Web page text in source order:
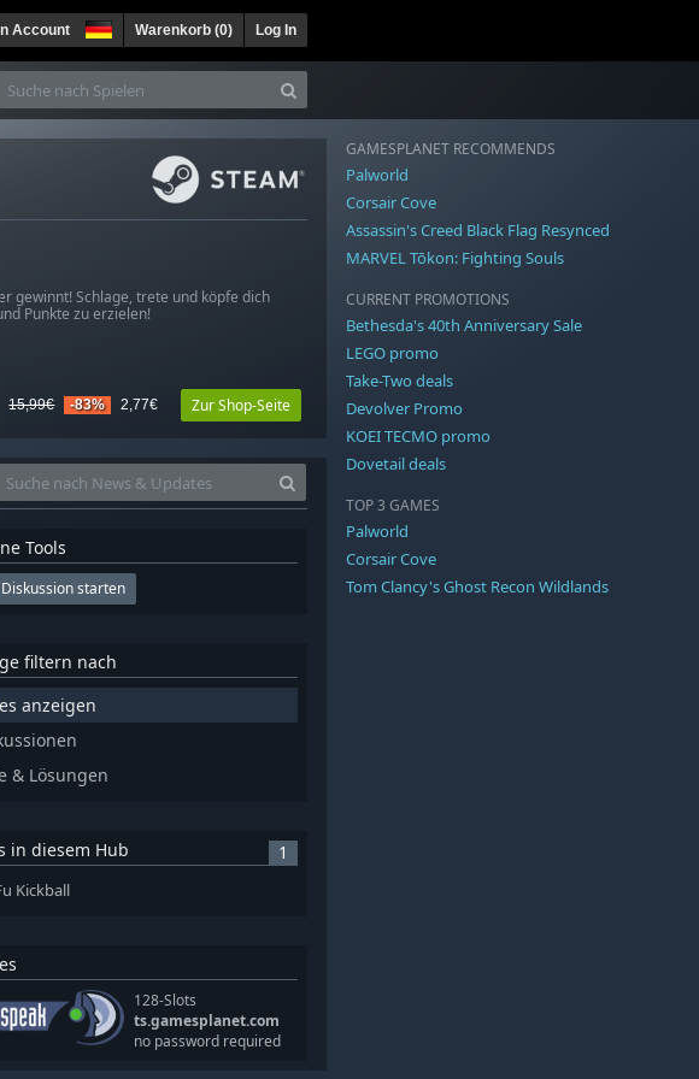
Account Warenkorb (0) Log In
gewinnt! Schlage, trete und köpfe dich
Punkte zu erzielen!
15,99€ -83% 2,77€ Zur Shop-Seite
Tools
starten
filtern nach
anzeigen
& Lösungen
in diesem Hub 1
Kickball
128-Slots
ts.gamesplanet.com
no password required
GAMESPLANET RECOMMENDS
Palworld
Corsair Cove
Assassin's Creed Black Flag Resynced
MARVEL Tōkon: Fighting Souls
CURRENT PROMOTIONS
Bethesda's 40th Anniversary Sale
LEGO promo
Take-Two deals
Devolver Promo
KOEI TECMO promo
Dovetail deals
TOP 3 GAMES
Palworld
Corsair Cove
Tom Clancy's Ghost Recon Wildlands